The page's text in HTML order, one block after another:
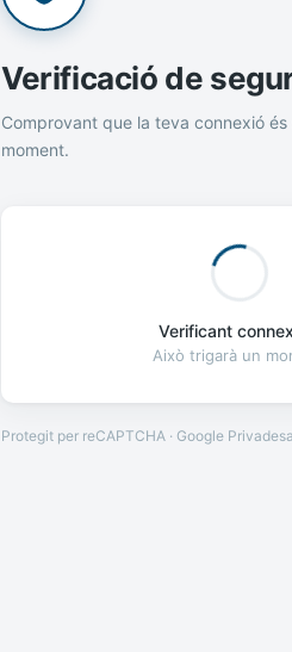
Verificació de
Comprovant que la teva connexió és
moment.
Verificant
Això trigarà un
Protegit per reCAPTCHA · Google Privadesa